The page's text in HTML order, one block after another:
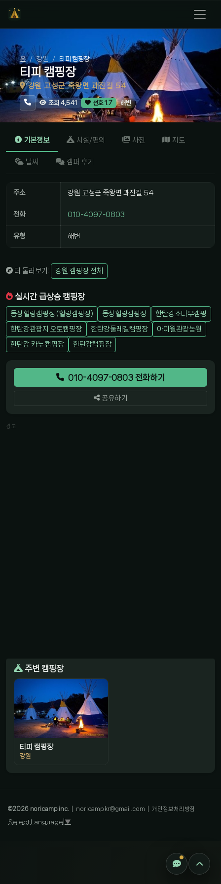
홈 강원 티피 캠핑장
티피 캠핑장
강원 고성군 죽왕면 괘진길 54
조회 4,541 선호 1.7 해변
기본정보 시설/편의 사진 지도
날씨 캠퍼 후기
주소 강원 고성군 죽왕면 괘진길 54
전화 010-4097-0803
유형 해변
더 둘러보기: 강원 캠핑장 전체
실시간 급상승 캠핑장
동상힐링캠핑장 (힐링캠핑장) 동상힐링캠핑장
한탄강소나무캠핑
한탄강관광지 오토캠핑장
한탄강둘레길캠핑장
아이월관광농원
한탄강 카누 캠핑장
한탄강캠핑장
010-4097-0803 전화하기
공유하기
광고
주변 캠핑장
티피 캠핑장
강원
©2026noricamp inc. noricamp.kr@gmail.com 개인정보처리방침
Select Language ▼